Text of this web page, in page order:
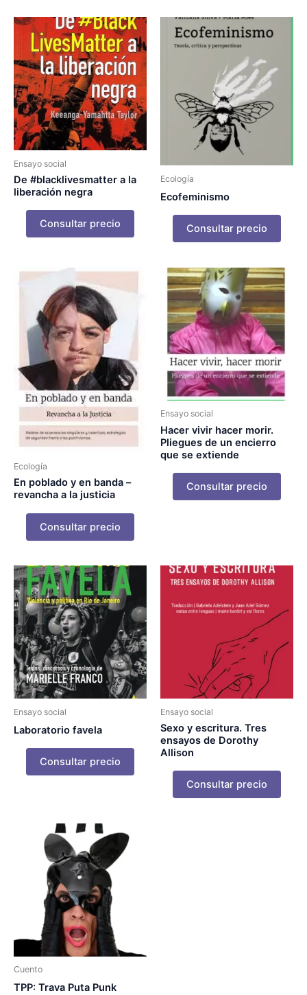
Ensayo social
De #blacklivesmatter a la
liberación negra
Consultar precio
Ecología
Ecofeminismo
Consultar precio
Ecología
En poblado y en banda –
revancha a la justicia
Consultar precio
Ensayo social
Hacer vivir hacer morir.
Pliegues de un encierro
que se extiende
Consultar precio
Ensayo social
Laboratorio favela
Consultar precio
Ensayo social
Sexo y escritura. Tres
ensayos de Dorothy
Allison
Consultar precio
Cuento
TPP: Trava Puta Punk